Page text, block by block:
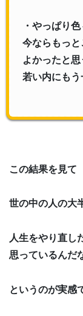
・やっぱり
今ならもっ
よかったと
若い内にもう
この結果を見て
世の中の人の大
人生をやり直し
思っているんだ
というのが実感